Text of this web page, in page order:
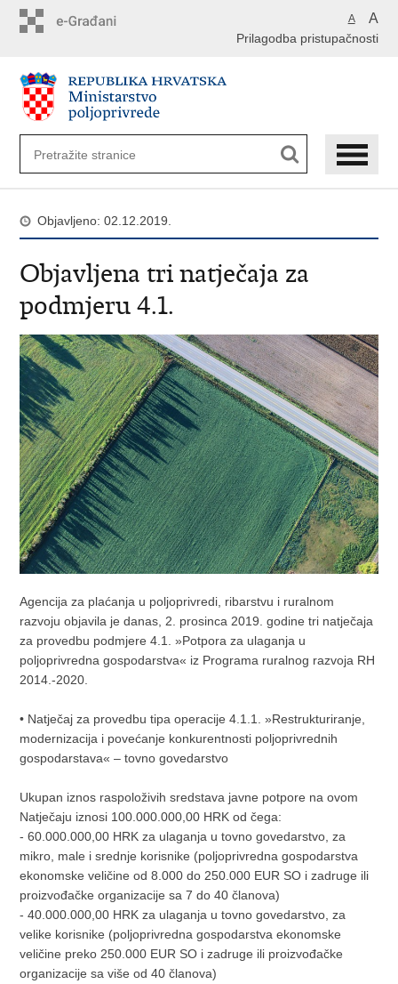
A A
Prilagodba pristupačnosti
Objavljeno: 02.12.2019.
Objavljena tri natječaja za
podmjeru 4.1.
Agencija za plaćanja u poljoprivredi, ribarstvu i ruralnom
razvoju objavila je danas, 2. prosinca 2019. godine tri natječaja
za provedbu podmjere 4.1. »Potpora za ulaganja u
poljoprivredna gospodarstva« iz Programa ruralnog razvoja RH
2014.-2020.
• Natječaj za provedbu tipa operacije 4.1.1. »Restrukturiranje,
modernizacija i povećanje konkurentnosti poljoprivrednih
gospodarstava« – tovno govedarstvo
Ukupan iznos raspoloživih sredstava javne potpore na ovom
Natječaju iznosi 100.000.000,00 HRK od čega:
- 60.000.000,00 HRK za ulaganja u tovno govedarstvo, za
mikro, male i srednje korisnike (poljoprivredna gospodarstva
ekonomske veličine od 8.000 do 250.000 EUR SO i zadruge ili
proizvođačke organizacije sa 7 do 40 članova)
- 40.000.000,00 HRK za ulaganja u tovno govedarstvo, za
velike korisnike (poljoprivredna gospodarstva ekonomske
veličine preko 250.000 EUR SO i zadruge ili proizvođačke
organizacije sa više od 40 članova)